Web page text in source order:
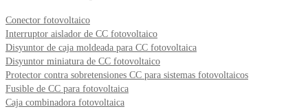
Conector fotovoltaico
Interruptor aislador de CC fotovoltaico
Disyuntor de caja moldeada para CC fotovoltaica
Disyuntor miniatura de CC fotovoltaico
Protector contra sobretensiones CC para sistemas fotovoltaicos
Fusible de CC para fotovoltaica
Caja combinadora fotovoltaica